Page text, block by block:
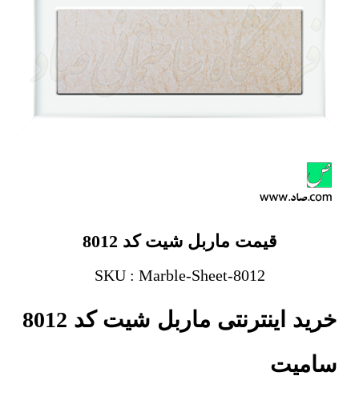
قیمت ماربل شیت کد 8012
SKU : Marble-Sheet-8012
خرید اینترنتی ماربل شیت کد 8012
سامیت